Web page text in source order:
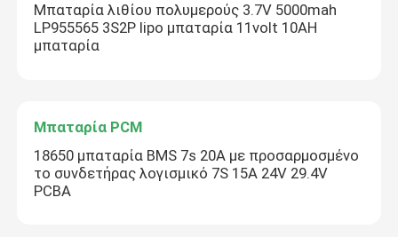
Μπαταρία λιθίου πολυμερούς 3.7V 5000mah
LP955565 3S2P lipo μπαταρία 11volt 10AH
μπαταρία
Μπαταρία PCM
18650 μπαταρία BMS 7s 20A με προσαρμοσμένο
το συνδετήρας λογισμικό 7S 15A 24V 29.4V
PCBA